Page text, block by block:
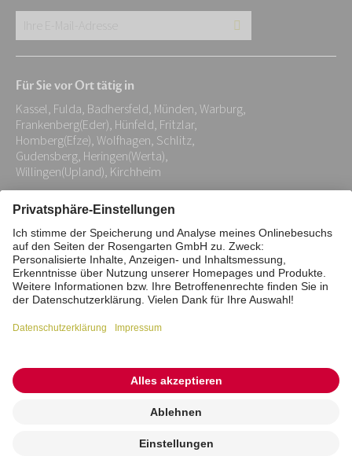
E-
Adresse:
*
Für Sie vor Ort tätig in
Kassel, Fulda, Badhersfeld, Münden, Warburg,
Frankenberg(Eder), Hünfeld, Fritzlar,
Homberg(Efze), Wolfhagen, Schlitz,
Gudensberg, Heringen(Werta),
Willingen(Upland), Kirchheim
Impressum Datenschutz
Stiftung
Interne Meldestelle
Zahlungsmittel
Barrierefreiheitserklärung
Vertrag widerrufen
© 2026 ROSENGARTEN-Tierbestattung